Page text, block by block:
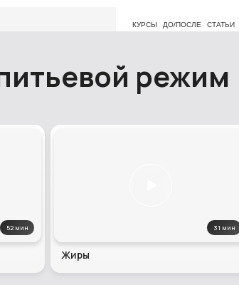
КУРСЫ ДО/ПОСЛЕ СТАТЬИ
режим
52 мин
Жиры
31 мин